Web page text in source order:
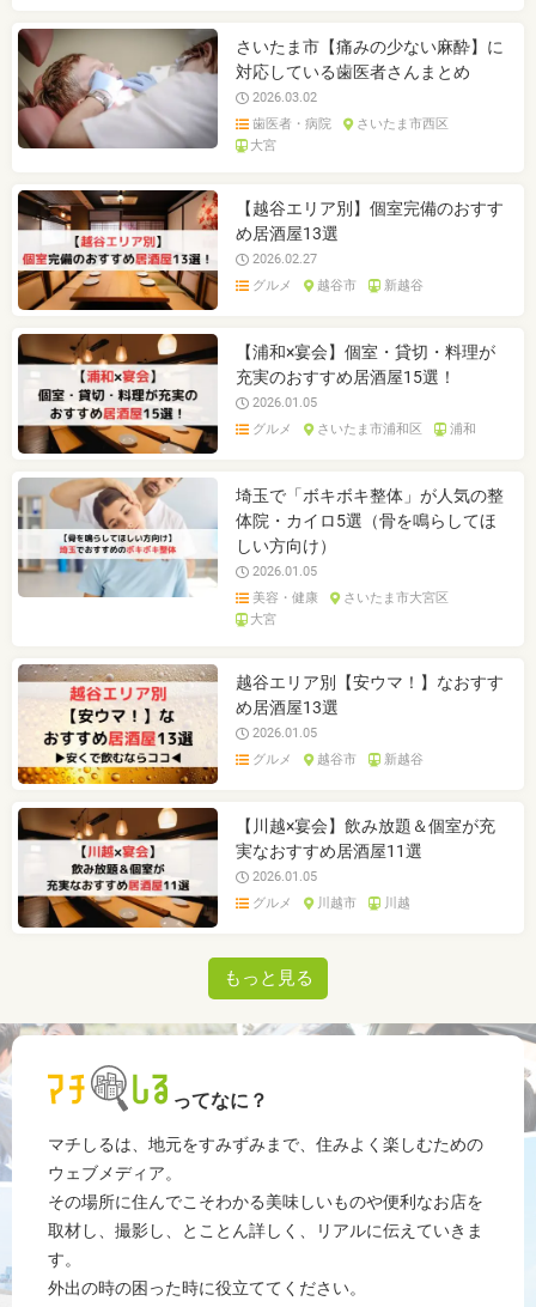
さいたま市【痛みの少ない麻酔】に
対応している歯医者さんまとめ
2026.03.02
歯医者・病院
さいたま市西区
大宮
【越谷エリア別】個室完備のおすす
め居酒屋13選
2026.02.27
グルメ
越谷市 新越谷
【浦和×宴会】個室・貸切・料理が
充実のおすすめ居酒屋15選！
2026.01.05
グルメ
さいたま市浦和区 浦和
埼玉で「ボキボキ整体」が人気の整
体院・カイロ5選（骨を鳴らしてほ
しい方向け）
2026.01.05
美容・健康
さいたま市大宮区
大宮
越谷エリア別【安ウマ！】なおすす
め居酒屋13選
2026.01.05
グルメ
越谷市 新越谷
【川越×宴会】飲み放題＆個室が充
実なおすすめ居酒屋11選
2026.01.05
グルメ
川越市 川越
もっと見る
ってなに？
マチしるは、地元をすみずみまで、住みよく楽しむための
ウェブメディア。
その場所に住んでこそわかる美味しいものや便利なお店を
取材し、撮影し、とことん詳しく、リアルに伝えていきま
す。
外出の時の困った時に役立ててください。